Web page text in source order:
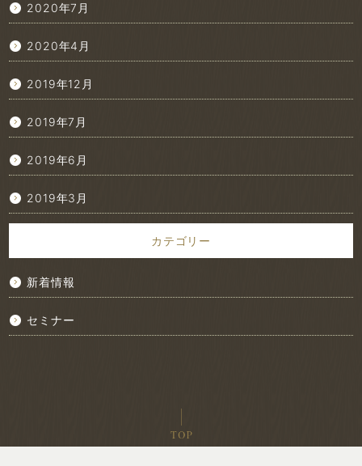
2020年7月
2020年4月
2019年12月
2019年7月
2019年6月
2019年3月
カテゴリー
新着情報
セミナー